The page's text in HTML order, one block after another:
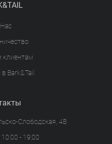
Bark&Tail
Слободская, 4В
- 19:00